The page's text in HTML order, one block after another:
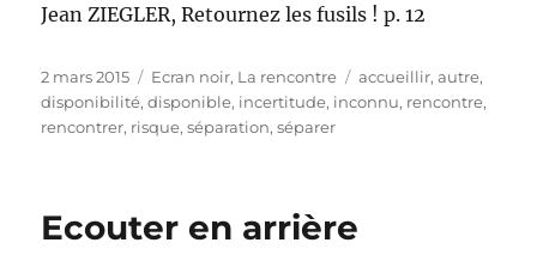
Jean ZIEGLER, Retournez les fusils ! p. 12
Publié
le
2 mars 2015 Catégories
Ecran noir, La rencontre Étiquettes
accueillir,autre,
disponibilité,disponible, incertitude, inconnu, rencontre,
rencontrer, risque,séparation,séparer
Ecouter en arrière